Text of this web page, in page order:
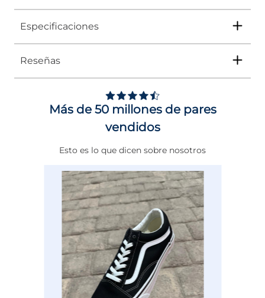
Especificaciones
Tipo
Género Niña
DE 0 A 4 cms
NORMAL
BEIGE
Reseñas
Más de 50 millones de pares
vendidos
Esto es lo que dicen sobre nosotros